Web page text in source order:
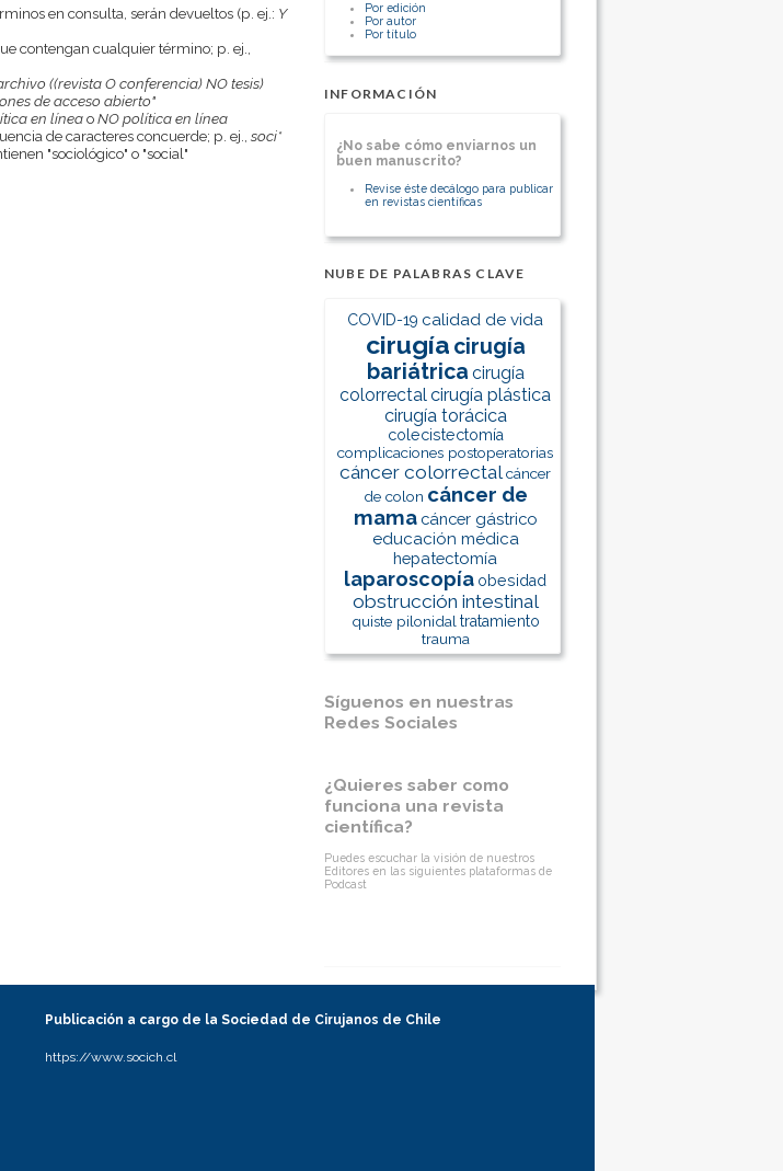
Por edición
Por autor
Por título
INFORMACIÓN
¿No sabe cómo enviarnos un
buen manuscrito?
Revise éste decálogo para publicar
en revistas científicas
NUBE DE PALABRAS CLAVE
COVID-19 calidad de vida
cirugía cirugía
bariátrica cirugía
colorrectalcirugía plástica
cirugía torácica
colecistectomía
complicaciones postoperatorias
cáncer colorrectalcáncer
de colon cáncer de
mama cáncer gástrico
educación médica
hepatectomía
laparoscopía obesidad
obstrucción intestinal
quiste pilonidal tratamiento
trauma
Síguenos en nuestras
Redes Sociales
¿Quieres saber como
funciona una revista
científica?
Puedes escuchar la visión de nuestros
Editores en las siguientes plataformas de
Podcast
en consulta, serán devueltos (p. ej.: Y
contengan cualquier término; p. ej.,
((revista O conferencia) NO tesis)
de acceso abierto"
en líneaoNO política en línea
de caracteres concuerde; p. ej., soci*
"sociológico" o "social"
Publicación a cargo de la Sociedad de Cirujanos de Chile
https://www.socich.cl